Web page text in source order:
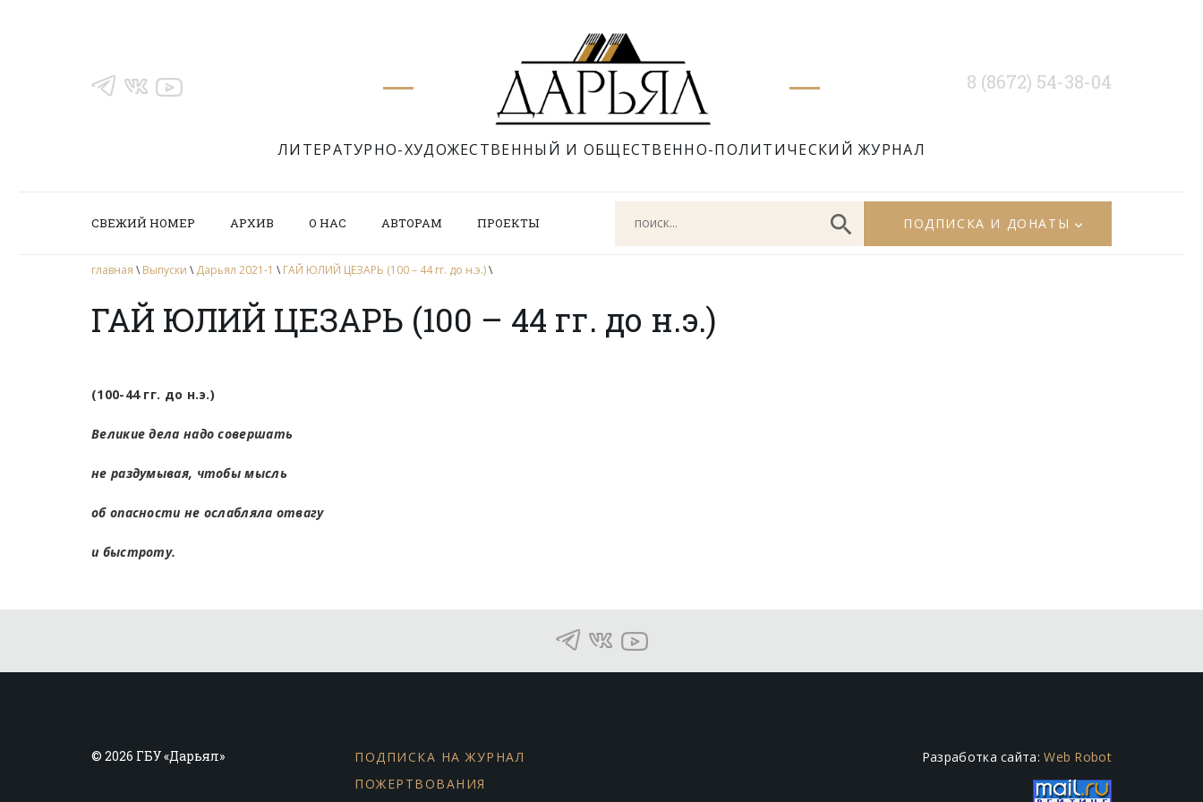
ЛИТЕРАТУРНО-ХУДОЖЕСТВЕННЫЙ И ОБЩЕСТВЕННО-ПОЛИТИЧЕСКИЙ ЖУРНАЛ
8 (8672) 54-38-04
СВЕЖИЙ НОМЕР АРХИВ О НАС АВТОРАМ ПРОЕКТЫ ПОДПИСКА И ДОНАТЫ
главная \ Выпуски \ Дарьял 2021-1 \ ГАЙ ЮЛИЙ ЦЕЗАРЬ (100 – 44 гг. до н.э.)\
ГАЙ ЮЛИЙ ЦЕЗАРЬ (100 – 44 гг. до н.э.)
(100-44 гг. до н.э.)
Великие дела надо совершать
не раздумывая, чтобы мысль
об опасности не ослабляла отвагу
и быстроту.
© 2026 ГБУ «Дарьял»
ПОДПИСКА НА ЖУРНАЛ
ПОЖЕРТВОВАНИЯ
Разработка сайта:Web Robot